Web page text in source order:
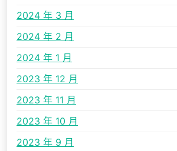
2024 年 3 月
2024 年 2 月
2024 年 1 月
2023 年 12 月
2023 年 11 月
2023 年 10 月
2023 年 9 月